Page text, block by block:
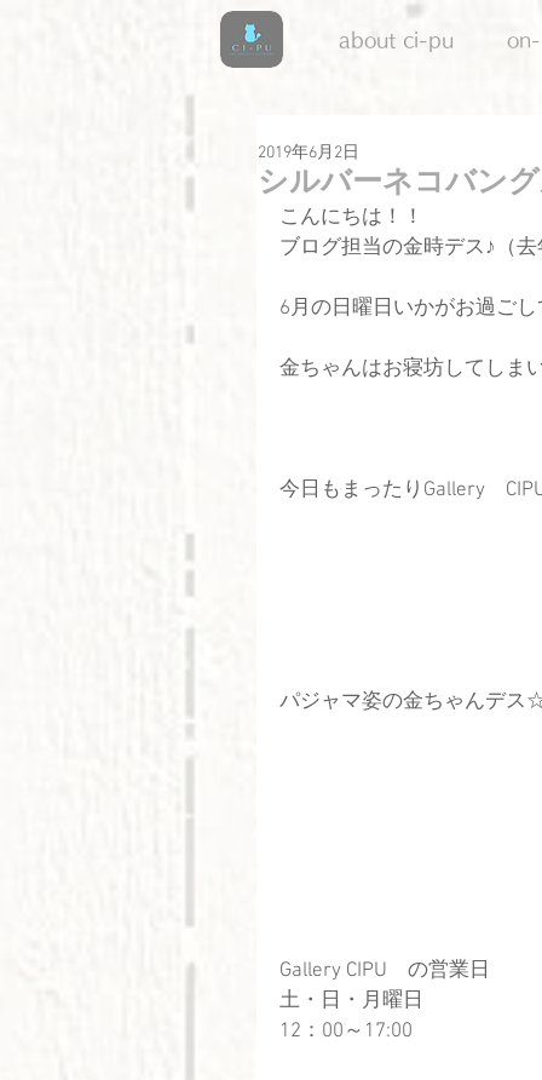
about ci-pu
シルバーネコバン
2019年6月2日
こんにちは！！
ブログ担当の金時デス♪（
6月の日曜日いかがお過ごし
金ちゃんはお寝坊してし
今日もまったりGallery　
パジャマ姿の金ちゃんデス
Gallery CIPU　の営業日
土・日・月曜日
12：00～17:00